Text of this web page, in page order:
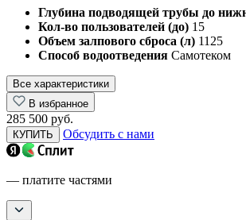
Глубина подводящей трубы до
Кол-во пользователей (до) 15
Объем залпового сброса (л) 1125
Способ водоотведения Самотеком
Все характеристики
В избранное
285 500 руб.
КУПИТЬ Обсудить с нами
— платите частями